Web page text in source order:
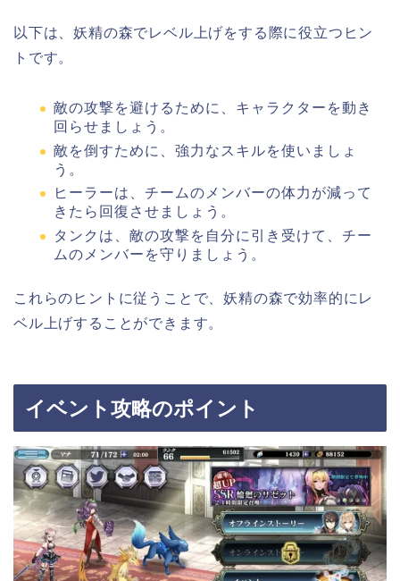
以下は、妖精の森でレベル上げをする際に役立つヒン
トです。
敵の攻撃を避けるために、キャラクターを動き
回らせましょう。
敵を倒すために、強力なスキルを使いましょ
う。
ヒーラーは、チームのメンバーの体力が減って
きたら回復させましょう。
タンクは、敵の攻撃を自分に引き受けて、チー
ムのメンバーを守りましょう。
これらのヒントに従うことで、妖精の森で効率的にレ
ベル上げすることができます。
イベント攻略のポイント